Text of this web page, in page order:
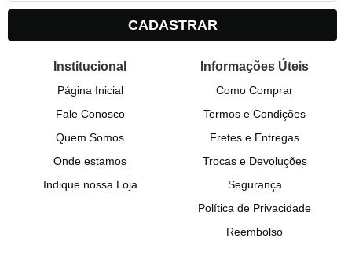
CADASTRAR
Institucional
Página Inicial
Fale Conosco
Quem Somos
Onde estamos
Indique nossa Loja
Informações Úteis
Como Comprar
Termos e Condições
Fretes e Entregas
Trocas e Devoluções
Segurança
Política de Privacidade
Reembolso